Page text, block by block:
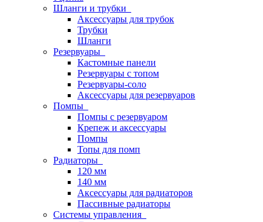
Шланги и трубки
Аксессуары для трубок
Трубки
Шланги
Резервуары
Кастомные панели
Резервуары с топом
Резервуары-соло
Аксессуары для резервуаров
Помпы
Помпы с резервуаром
Крепеж и аксессуары
Помпы
Топы для помп
Радиаторы
120 мм
140 мм
Аксессуары для радиаторов
Пассивные радиаторы
Системы управления